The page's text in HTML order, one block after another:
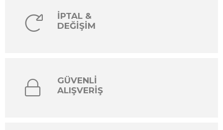
İPTAL &
DEĞİŞİM
GÜVENLİ
ALIŞVERİŞ